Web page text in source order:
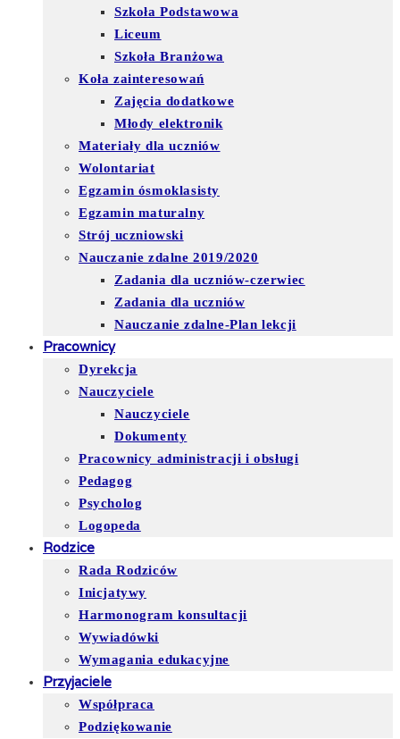
Szkoła Podstawowa
Liceum
Szkoła Branżowa
Koła zainteresowań
Zajęcia dodatkowe
Młody elektronik
Materiały dla uczniów
Wolontariat
Egzamin ósmoklasisty
Egzamin maturalny
Strój uczniowski
Nauczanie zdalne 2019/2020
Zadania dla uczniów-czerwiec
Zadania dla uczniów
Nauczanie zdalne-Plan lekcji
Pracownicy
Dyrekcja
Nauczyciele
Nauczyciele
Dokumenty
Pracownicy administracji i obsługi
Pedagog
Psycholog
Logopeda
Rodzice
Rada Rodziców
Inicjatywy
Harmonogram konsultacji
Wywiadówki
Wymagania edukacyjne
Przyjaciele
Współpraca
Podziękowanie